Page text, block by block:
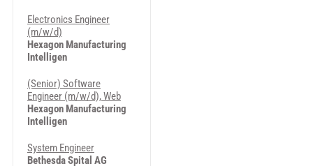
Electronics Engineer
(m/w/d)
Hexagon Manufacturing
Intelligen
(Senior) Software
Engineer (m/w/d), Web
Hexagon Manufacturing
Intelligen
System Engineer
Bethesda Spital AG